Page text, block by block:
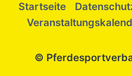
Startseite
©